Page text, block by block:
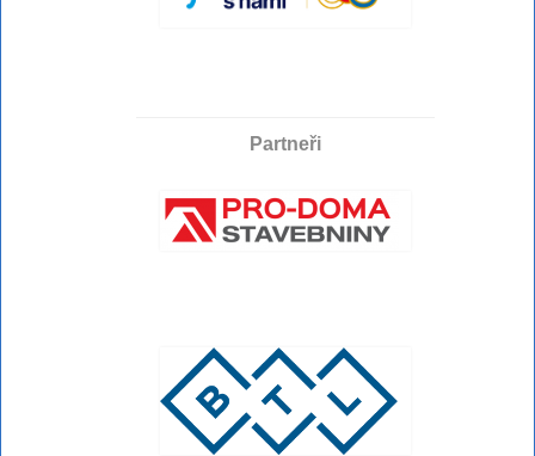
Partneři